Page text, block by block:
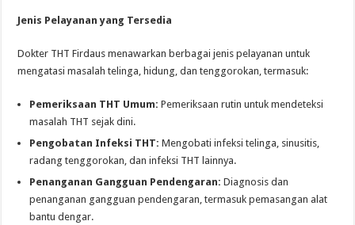
Jenis Pelayanan yang Tersedia
Dokter THT Firdaus menawarkan berbagai jenis pelayanan untuk
mengatasi masalah telinga, hidung, dan tenggorokan, termasuk:
Pemeriksaan THT Umum: Pemeriksaan rutin untuk mendeteksi
masalah THT sejak dini.
Pengobatan Infeksi THT: Mengobati infeksi telinga, sinusitis,
radang tenggorokan, dan infeksi THT lainnya.
Penanganan Gangguan Pendengaran: Diagnosis dan
penanganan gangguan pendengaran, termasuk pemasangan alat
bantu dengar.